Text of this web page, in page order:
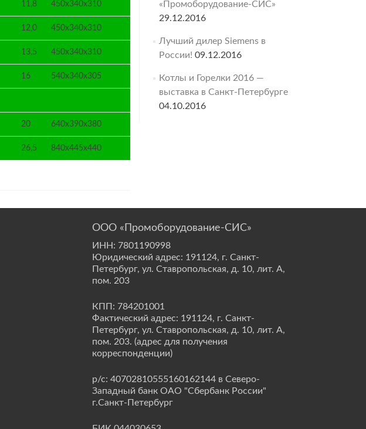
11,8 450x340x310
12,0 450x340x310
13,5 450x340x310
16 540x340x305
20 640x390x380
26,5 840x445x440
«Промоборудование-СИС»
29.12.2016
Лучший дилер Siemens в
России! 09.12.2016
Котлы и Горелки 2016 —
выставка в Санкт-Петербурге
04.10.2016
ООО «Промоборудование-СИС»
ИНН: 7801190998
Юридический адрес: 191124, г. Санкт-
Петербург, ул. Ставропольская, д. 10, лит. А,
пом. 203
КПП: 784201001
Фактический адрес: 191124, г. Санкт-
Петербург, ул. Ставропольская, д. 10, лит. А,
пом. 203. (адрес для получения
корреспонденции)
р/с: 40702810555160162144 в Северо-
Западный банк ОАО "Сбербанк России"
г.Санкт-Петербург